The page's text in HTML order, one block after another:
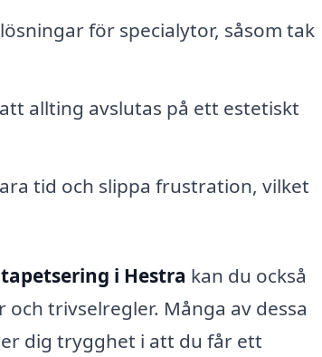
för specialytor, såsom tak
allting avslutas på ett estetiskt
tid och slippa frustration, vilket
tapetsering i Hestra kan du också
trivselregler. Många av dessa
dig trygghet i att du får ett